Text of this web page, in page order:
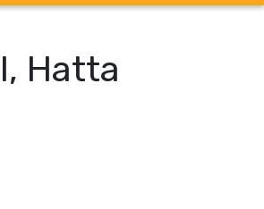
Hatta